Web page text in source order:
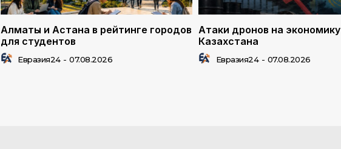
Алматы и Астана в рейтинге городов
для студентов
Евразия24 - 07.08.2026
Атаки дронов на экономику
Казахстана
Евразия24 - 07.08.2026